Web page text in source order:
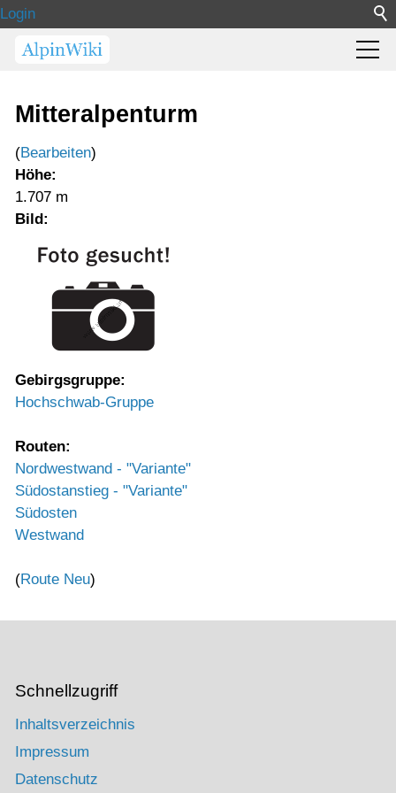
Login
Mitteralpenturm
(Bearbeiten)
Höhe:
1.707 m
Bild:
Gebirgsgruppe:
Hochschwab-Gruppe
Routen:
Nordwestwand - "Variante"
Südostanstieg - "Variante"
Südosten
Westwand
(Route Neu)
Schnellzugriff
Inhaltsverzeichnis
Impressum
Datenschutz